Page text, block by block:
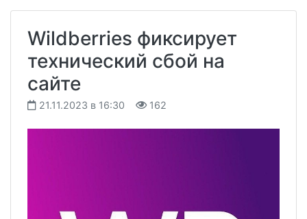
Wildberries фиксирует
технический сбой на
сайте
21.11.2023 в 16:30 162